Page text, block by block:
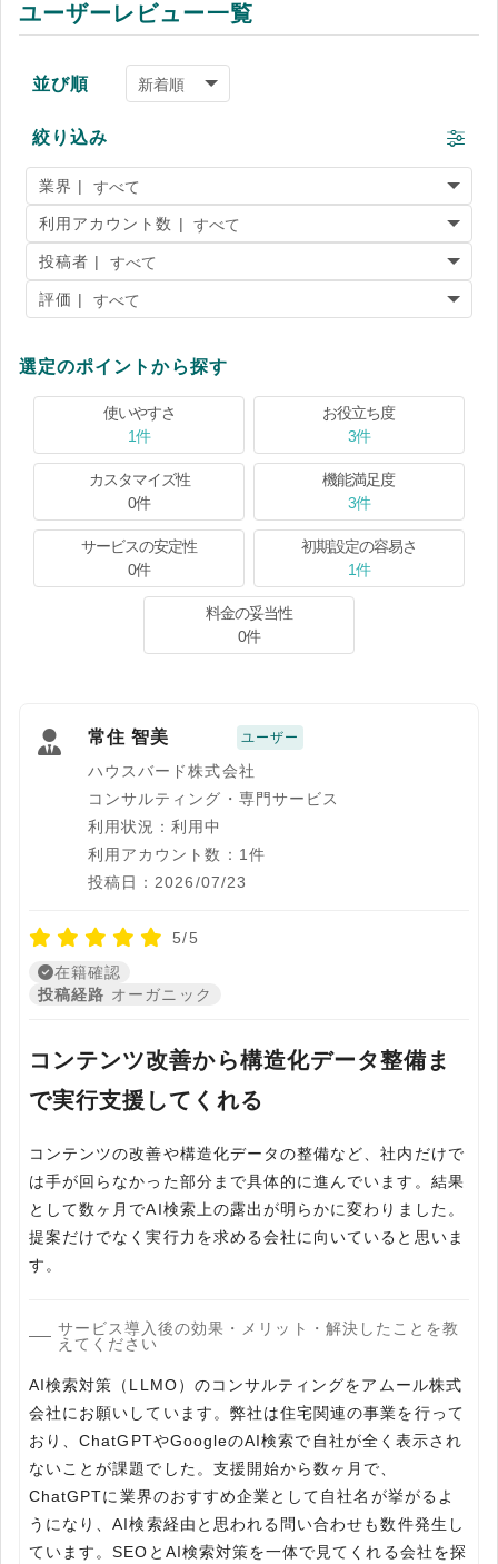
ユーザーレビュー一覧
並び順
絞り込み
業界 |
利用アカウント数 |
投稿者 |
評価 |
選定のポイントから探す
使いやすさ
1件
お役立ち度
3件
カスタマイズ性
0件
機能満足度
3件
サービスの安定性
0件
初期設定の容易さ
1件
料金の妥当性
0件
常住 智美 ユーザー
ハウスバード株式会社
コンサルティング・専門サービス
利用状況：利用中
利用アカウント数：1件
投稿日：2026/07/23
5/5
在籍確認
投稿経路 オーガニック
コンテンツ改善から構造化データ整備ま
で実行支援してくれる
コンテンツの改善や構造化データの整備など、社内だけで
は手が回らなかった部分まで具体的に進んでいます。結果
として数ヶ月でAI検索上の露出が明らかに変わりました。
提案だけでなく実行力を求める会社に向いていると思いま
サービス導入後の効果・メリット・解決したことを教
えてください
AI検索対策（LLMO）のコンサルティングをアムール株式
会社にお願いしています。弊社は住宅関連の事業を行って
おり、ChatGPTやGoogleのAI検索で自社が全く表示され
ないことが課題でした。支援開始から数ヶ月で、
ChatGPTに業界のおすすめ企業として自社名が挙がるよ
うになり、AI検索経由と思われる問い合わせも数件発生し
ています。SEOとAI検索対策を一体で見てくれる会社を探